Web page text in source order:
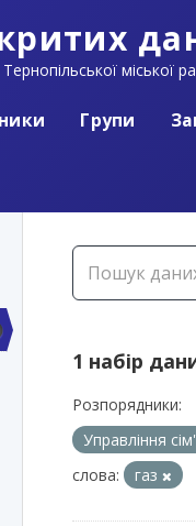
міської
Групи
1 набір
Розпорядники:
Управління
слова:
газ